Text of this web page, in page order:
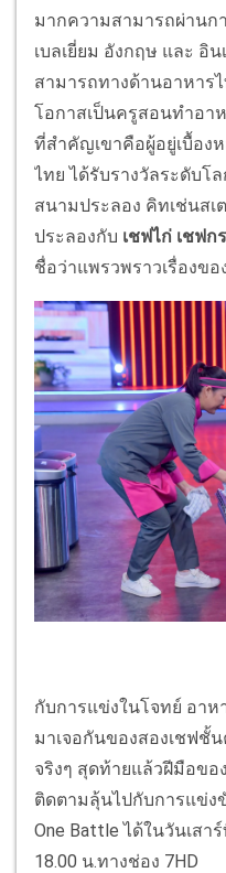
มากความสามารถผ่านก
เบลเยี่ยม อังกฤษ และ อิ
สามารถทางด้านอาหาร
โอกาสเป็นครูสอนทำอา
ที่สำคัญเขาคือผู้อยู่เบื้อง
ไทย ได้รับรางวัลระดับโ
สนามประลอง คิทเช่นสเ
ประลองกับ เชฟไก่ เชฟก
ชื่อว่าแพรวพราวเรื่องข
กับการแข่งในโจทย์ อาห
มาเจอกันของสองเชฟชั้
จริงๆ สุดท้ายแล้วฝีมือข
ติดตามลุ้นไปกับการแข่งขั
One Battle ได้ในวันเสา
18.00 น.ทางช่อง 7HD